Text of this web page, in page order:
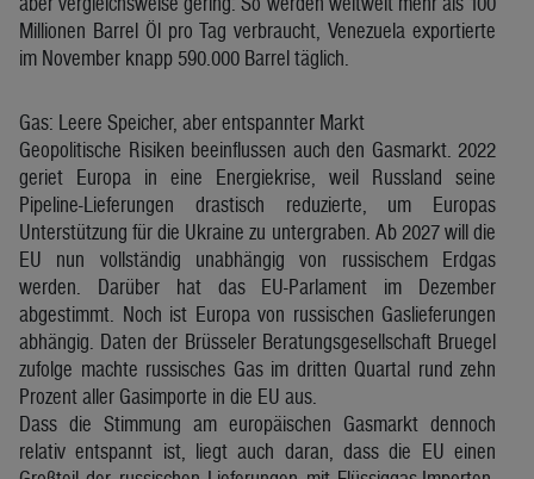
Millionen Barrel Öl pro Tag verbraucht, Venezuela exportierte
im November knapp 590.000 Barrel täglich.
Gas: Leere Speicher, aber entspannter Markt
Geopolitische Risiken beeinflussen auch den Gasmarkt. 2022
geriet Europa in eine Energiekrise, weil Russland seine
Pipeline-Lieferungen drastisch reduzierte, um Europas
Unterstützung für die Ukraine zu untergraben. Ab 2027 will die
EU nun vollständig unabhängig von russischem Erdgas
werden. Darüber hat das EU-Parlament im Dezember
abgestimmt. Noch ist Europa von russischen Gaslieferungen
abhängig. Daten der Brüsseler Beratungsgesellschaft Bruegel
zufolge machte russisches Gas im dritten Quartal rund zehn
Prozent aller Gasimporte in die EU aus.
Dass die Stimmung am europäischen Gasmarkt dennoch
relativ entspannt ist, liegt auch daran, dass die EU einen